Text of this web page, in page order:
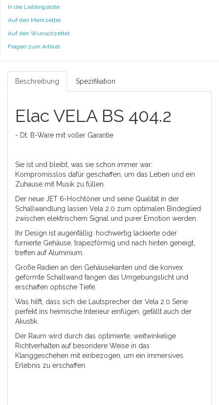
In die Lieblingsliste
Auf den Merkzettel
Auf den Wunschzettel
Fragen zum Artikel
Beschreibung Spezifikation
Elac VELA BS 404.2
- Dt. B-Ware mit voller Garantie
Sie ist und bleibt, was sie schon immer war:
Kompromisslos dafür geschaffen, um das Leben und ein
Zuhause mit Musik zu füllen.
Der neue JET 6-Hochtöner und seine Qualität in der
Schallwandlung lassen Vela 2.0 zum optimalen Bindeglied
zwischen elektrischem Signal und purer Emotion werden.
Ihr Design ist augenfällig: hochwertig lackierte oder
furnierte Gehäuse, trapezförmig und nach hinten geneigt,
treffen auf Aluminium.
Große Radien an den Gehäusekanten und die konvex
geformte Schallwand fangen das Umgebungslicht und
erschaffen optische Tiefe.
Was hilft, dass sich die Lautsprecher der Vela 2.0 Serie
perfekt ins heimische Interieur einfügen, gefällt auch der
Akustik.
Der Raum wird durch das optimierte, weitwinkelige
Richtverhalten auf besondere Weise in das
Klanggeschehen mit einbezogen, um ein immersives
Erlebnis zu erschaffen.